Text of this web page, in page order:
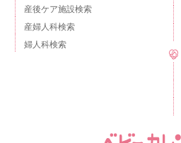
産後ケア施設検索
産婦人科検索
婦人科検索